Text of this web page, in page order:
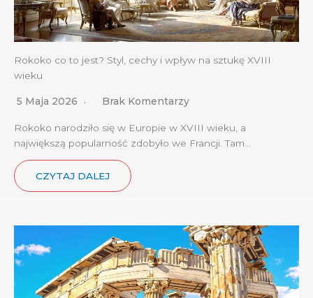
Rokoko co to jest? Styl, cechy i wpływ na sztukę XVIII
wieku
5 Maja 2026 Brak Komentarzy
Rokoko narodziło się w Europie w XVIII wieku, a
największą popularność zdobyło we Francji. Tam…
CZYTAJ DALEJ